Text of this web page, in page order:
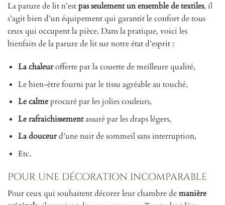
La parure de lit n’estpas seulement un ensemble de textiles, il
s’agit bien d’un équipement qui garantit le confort de tous
ceux qui occupent la pièce. Dans la pratique, voici les
bienfaits de la parure de lit sur notre état d’esprit :
La chaleurofferte par la couette de meilleure qualité,
Le bien-être fourni par le tissu agréable au touché,
Le calmeprocuré par les jolies couleurs,
Le rafraichissementassuré par les draps légers,
La douceurd’une nuit de sommeil sans interruption,
Etc.
Pour une décoration incomparable
Pour ceux qui souhaitent décorer leur chambre demanière